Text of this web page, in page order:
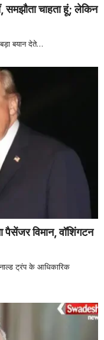
चाहता हूं; लेकिन
बयान देते…
विमान, वॉशिंगटन
ट्रंप के आधिकारिक